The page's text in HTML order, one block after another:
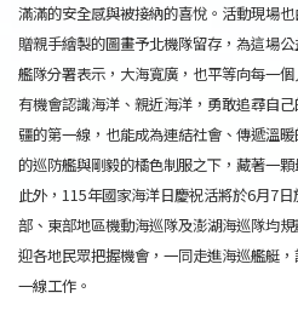
滿滿的安全感與被接納的喜悅。活動現場
贈親手繪製的圖畫予北機隊留存，為這場
艦隊分署表示，大海寬廣，也平等向每一
有機會認識海洋、親近海洋，勇敢追尋自
疆的第一線，也能成為連結社會、傳遞溫
的巡防艦與剛毅的橘色制服之下，藏著一
此外，115年國家海洋日慶祝活將於6月7
部、東部地區機動海巡隊及澎湖海巡隊均
迎各地民眾把握機會，一同走進海巡艦艇
一線工作。